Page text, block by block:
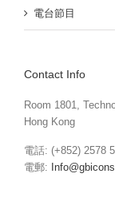
電台節目
Contact Info
Room 1801,
Hong Kong
電話: (+852) 2578
電郵: